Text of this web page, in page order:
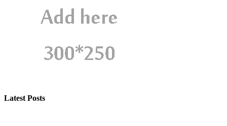
Latest Posts